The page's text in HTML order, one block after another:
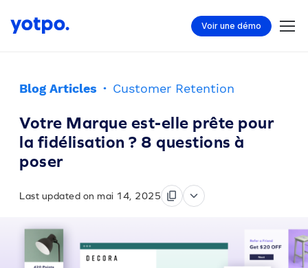
Voir une démo
Blog Articles · Customer Retention
Votre Marque est-elle prête pour
la fidélisation ? 8 questions à
poser
Last updated on mai 14, 2025